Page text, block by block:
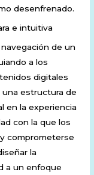
desenfrenado.
e intuitiva
de un
a los
digitales
estructura de
en la experiencia
con la que los
comprometerse
la
a un enfoque